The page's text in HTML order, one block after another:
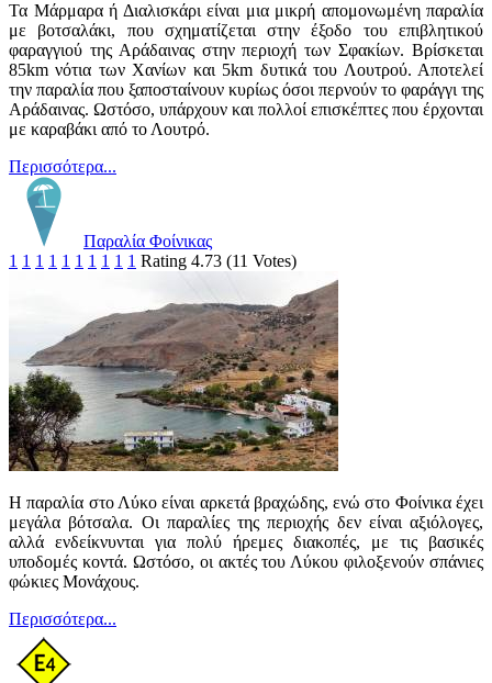
Τα Μάρμαρα ή Διαλισκάρι είναι μια μικρή απομονωμένη παραλία
με βοτσαλάκι, που σχηματίζεται στην έξοδο του επιβλητικού
φαραγγιού της Αράδαινας στην περιοχή των Σφακίων. Βρίσκεται
85km νότια των Χανίων και 5km δυτικά του Λουτρού. Αποτελεί
την παραλία που ξαποσταίνουν κυρίως όσοι περνούν το φαράγγι της
Αράδαινας. Ωστόσο, υπάρχουν και πολλοί επισκέπτες που έρχονται
με καραβάκι από το Λουτρό.
Περισσότερα...
Παραλία Φοίνικας
1 1 1 1 1 1 1 1 1 1 Rating 4.73 (11 Votes)
Η παραλία στο Λύκο είναι αρκετά βραχώδης, ενώ στο Φοίνικα έχει
μεγάλα βότσαλα. Οι παραλίες της περιοχής δεν είναι αξιόλογες,
αλλά ενδείκνυνται για πολύ ήρεμες διακοπές, με τις βασικές
υποδομές κοντά. Ωστόσο, οι ακτές του Λύκου φιλοξενούν σπάνιες
φώκιες Μονάχους.
Περισσότερα...